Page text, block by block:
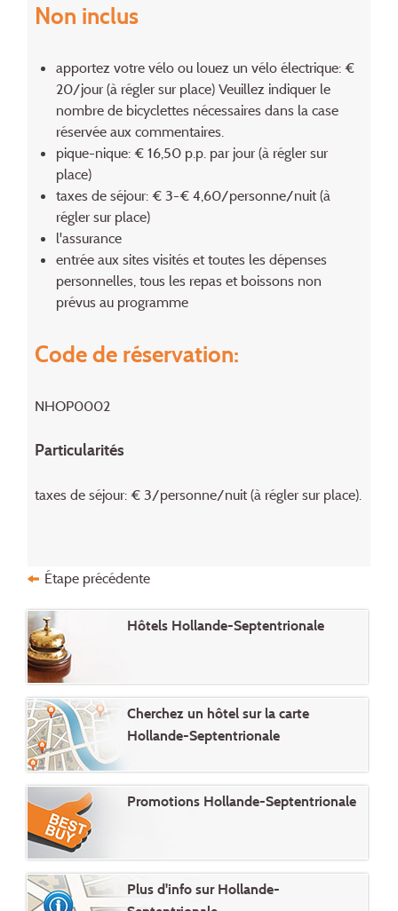
Non inclus
apportez votre vélo ou louez un vélo électrique: €
20/jour (à régler sur place) Veuillez indiquer le
nombre de bicyclettes nécessaires dans la case
réservée aux commentaires.
pique-nique: € 16,50 p.p. par jour (à régler sur
place)
taxes de séjour: € 3-€ 4,60/personne/nuit (à
régler sur place)
l'assurance
entrée aux sites visités et toutes les dépenses
personnelles, tous les repas et boissons non
prévus au programme
Code de réservation:
NHOP0002
Particularités
taxes de séjour: € 3/personne/nuit (à régler sur place).
Étape précédente
Hôtels Hollande-Septentrionale
Cherchez un hôtel sur la carte
Hollande-Septentrionale
Promotions Hollande-Septentrionale
Plus d'info sur Hollande-